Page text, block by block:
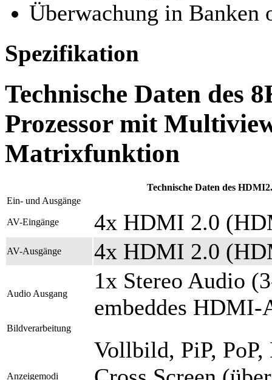
Überwachung in Banken
Spezifikation
Technische Daten des
Prozessor mit
Matrixfunktion
Technische Daten des
Ein- und Ausgänge
AV-Eingänge 4x HDMI 2.0
AV-Ausgänge 4x HDMI 2.0
Audio Ausgang
1x Stereo Audio
embeddes HDMI-
Bildverarbeitung
Anzeigemodi
Vollbild, PiP, PoP,